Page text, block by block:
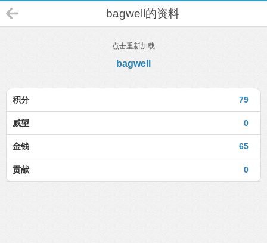
bagwell的资料
点击重新加载
bagwell
79
积分
0
威望
65
金钱
0
贡献